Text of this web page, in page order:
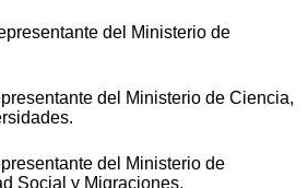
del Ministerio de
del Ministerio de Ciencia,
del Ministerio de
Social y Migraciones.